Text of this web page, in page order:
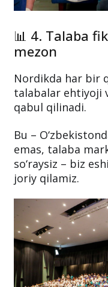
📊 4. Talaba
mezon
Nordikda har bir
talabalar ehtiyoji
qabul qilinadi.
Bu –
emas, talaba
so‘raysiz – biz
joriy qilamiz.